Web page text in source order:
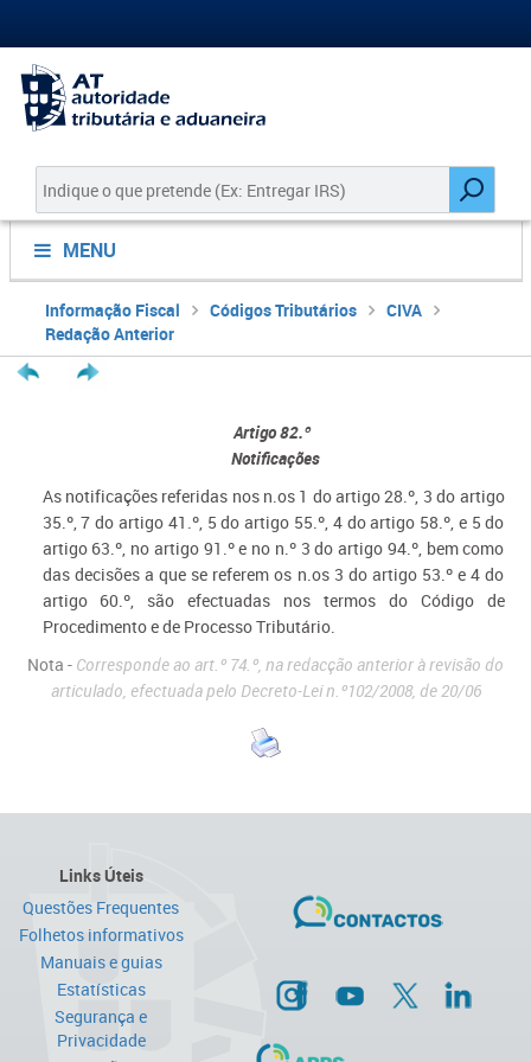
MENU
Informação Fiscal Códigos Tributários
CIVA
Redação Anterior
Artigo 82.º
Notificações
As notificações referidas nos n.os 1 do artigo 28.º, 3 do artigo
35.º, 7 do artigo 41.º, 5 do artigo 55.º, 4 do artigo 58.º, e 5 do
artigo 63.º, no artigo 91.º e no n.º 3 do artigo 94.º, bem como
das decisões a que se referem os n.os 3 do artigo 53.º e 4 do
artigo 60.º, são efectuadas nos termos do Código de
Procedimento e de Processo Tributário.
Nota - Corresponde ao art.º 74.º, na redacção anterior à revisão do
articulado, efectuada pelo Decreto-Lei n.º102/2008, de 20/06
Links Úteis
Questões Frequentes
Folhetos informativos
Manuais e guias
Estatísticas
Segurança e
Privacidade